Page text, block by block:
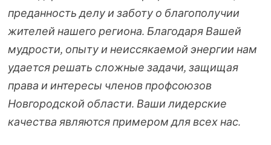
преданность делу и заботу о благополучии
жителей нашего региона. Благодаря Вашей
мудрости, опыту и неиссякаемой энергии нам
удается решать сложные задачи, защищая
права и интересы членов профсоюзов
Новгородской области. Ваши лидерские
качества являются примером для всех нас.